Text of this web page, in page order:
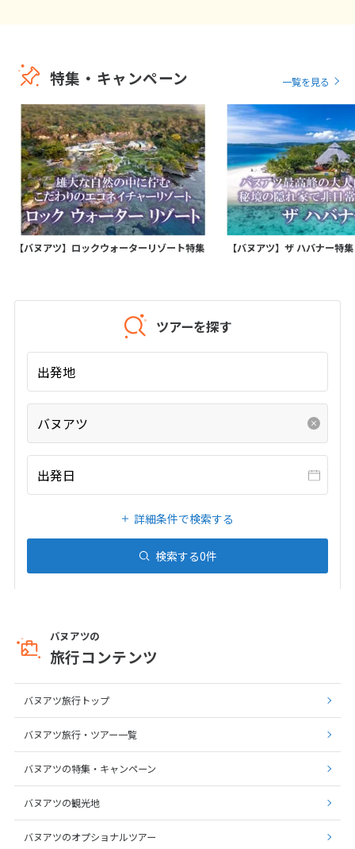
特集・キャンペーン 一覧を見る
【バヌアツ】ロックウォーターリゾート特集 【バヌアツ】ザ ハバナー特集
ツアーを探す
出発地
バヌアツ
出発日
詳細条件で検索する
検索する0件
バヌアツの
旅行コンテンツ
バヌアツ旅行トップ
バヌアツ旅行・ツアー一覧
バヌアツの特集・キャンペーン
バヌアツの観光地
バヌアツのオプショナルツアー